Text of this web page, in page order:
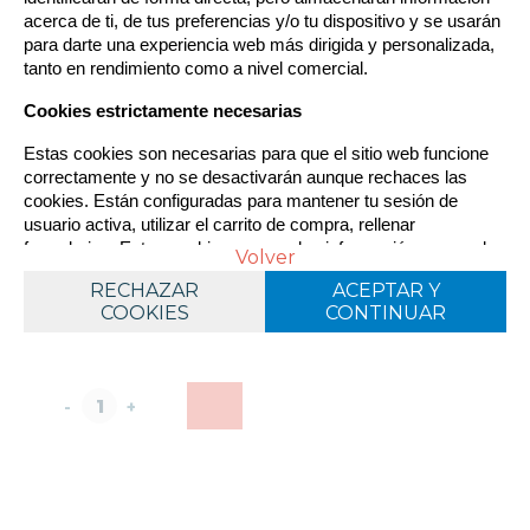
OFERTA
ÚLTIMAS UNIDADES EN
STOCK
-15%
ESPAÑOL
76,50 €
- +
OFERTA
AGOTADO
-15%
KILL TEAM: COMANDO
AGUIJÓN ALADO
VÉSPID
46,75 €
comerciales personalizadas o realizar análisis de sus
hábitos de navegación. Pulse el botón para aceptarlas o
“Configurar” para poder bloquearlas. Puede revisar toda la
momento desde nuestra Política de Cookies.
Política de cookies
RECHAZAR
COOKIES
ACEPTAR Y
CONTINUAR
acerca de ti, de tus preferencias y/o tu dispositivo y se usarán
para darte una experiencia web más dirigida y personalizada,
tanto en rendimiento como a nivel comercial.
Cookies estrictamente necesarias
Estas cookies son necesarias para que el sitio web funcione
correctamente y no se desactivarán aunque rechaces las
cookies. Están configuradas para mantener tu sesión de
usuario activa, utilizar el carrito de compra, rellenar
formularios. Estas cookies no guardan información personal
Cookies dirigidas
publicitarios. Gracias a ellas, se puede crear un perfil de tus
intereses para ajustar mejor los anuncios que visualizas. La
cantidad de anuncios seguirá siendo la misma, pero será
Volver
RECHAZAR
COOKIES
ACEPTAR Y
CONTINUAR